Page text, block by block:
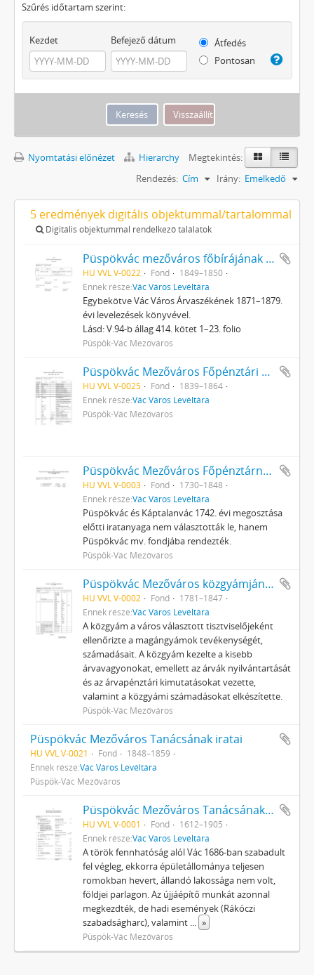
Szűrés időtartam szerint:
Kezdet Befejező dátum
Átfedés
Pontosan
Nyomtatási előnézet Hierarchy
Megtekintés:
Rendezés: Cím Irány: Emelkedő
5 eredmények digitális objektummal/tartalommal
Digitális objektummal rendelkező találatok
Püspökvác mezőváros főbírájának iratai
HU VVL V-0022 Fond
1849–1850
Ennek része:Vác Város Levéltára
Egybekötve Vác Város Árvaszékének 1871–1879.
évi levelezések könyvével.
Lásd: V.94-b állag 414. kötet 1–23. folio
Püspök-Vác Mezőváros
Püspökvác Mezőváros Főpénztári Hivatalának iratai
HU VVL V-0025 Fond
1839–1864
Ennek része:Vác Város Levéltára
Püspök-Vác Mezőváros
Püspökvác Mezőváros Főpénztárnoki Hivatalának (1840-ig [fő]adószedőjének, Főadószedői Hivatalának) iratai
HU VVL V-0003 Fond
1730–1848
Ennek része:Vác Város Levéltára
Püspökvác és Káptalanvác 1742. évi megosztása
előtti iratanyaga nem választották le, hanem
Püspökvác mv. fondjába rendezték.
Püspök-Vác Mezőváros
Püspökvác Mezőváros közgyámjának iratai
HU VVL V-0002 Fond
1781–1847
Ennek része:Vác Város Levéltára
A közgyám a város választott tisztviselőjeként
ellenőrizte a magángyámok tevékenységét,
számadásait. A közgyám kezelte a kisebb
árvavagyonokat, emellett az árvák nyilvántartását
és az árvapénztári kimutatásokat vezette,
valamint a közgyámi számadásokat elkészítette.
Püspök-Vác Mezőváros
Püspökvác Mezőváros Tanácsának iratai
HU VVL V-0021 Fond
1848–1859
Ennek része:Vác Város Levéltára
Püspök-Vác Mezőváros
Püspökvác Mezőváros Tanácsának iratai
HU VVL V-0001 Fond
1612–1905
Ennek része:Vác Város Levéltára
A török fennhatóság alól Vác 1686-ban szabadult
fel végleg, ekkorra épületállománya teljesen
romokban hevert, állandó lakossága nem volt,
földjei parlagon. Az újjáépítő munkát azonnal
megkezdték, de hadi események (Rákóczi
szabadságharc), valamint ... »
Püspök-Vác Mezőváros